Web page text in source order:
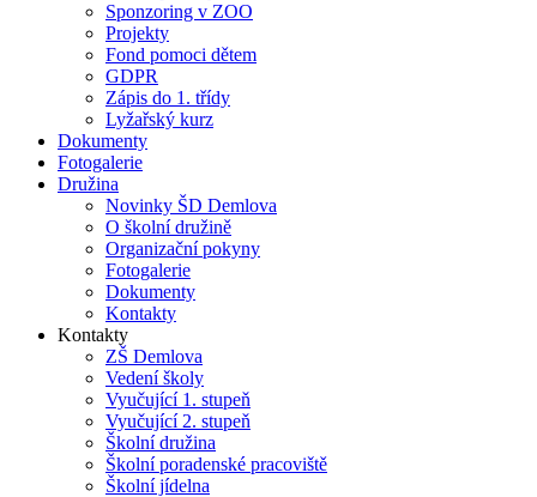
Sponzoring v ZOO
Projekty
Fond pomoci dětem
GDPR
Zápis do 1. třídy
Lyžařský kurz
Dokumenty
Fotogalerie
Družina
Novinky ŠD Demlova
O školní družině
Organizační pokyny
Fotogalerie
Dokumenty
Kontakty
Kontakty
ZŠ Demlova
Vedení školy
Vyučující 1. stupeň
Vyučující 2. stupeň
Školní družina
Školní poradenské pracoviště
Školní jídelna